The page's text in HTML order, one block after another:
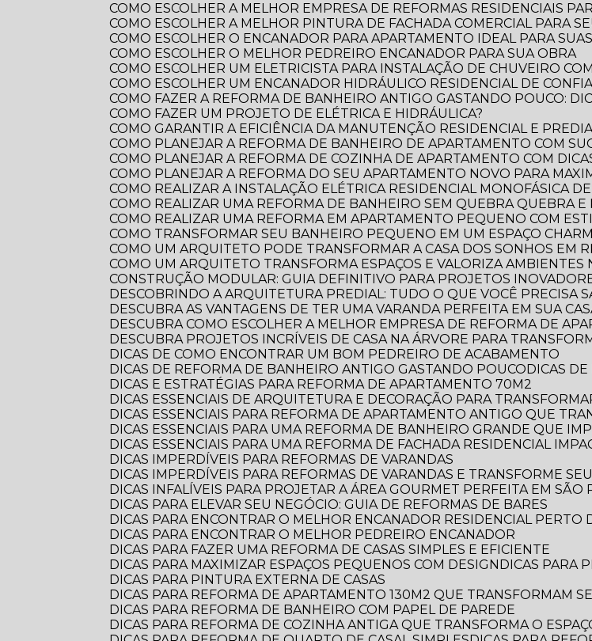
COMO ESCOLHER A MELHOR EMPRESA DE REFORMAS RESIDENCIAIS
COMO ESCOLHER A MELHOR PINTURA DE FACHADA COMERCIAL PARA
COMO ESCOLHER O ENCANADOR PARA APARTAMENTO IDEAL PARA
COMO ESCOLHER O MELHOR PEDREIRO ENCANADOR PARA SUA OBRA
COMO ESCOLHER UM ELETRICISTA PARA INSTALAÇÃO DE CHUVEIRO
COMO ESCOLHER UM ENCANADOR HIDRÁULICO RESIDENCIAL DE
COMO FAZER A REFORMA DE BANHEIRO ANTIGO GASTANDO POUCO:
COMO FAZER UM PROJETO DE ELÉTRICA E HIDRÁULICA?
COMO GARANTIR A EFICIÊNCIA DA MANUTENÇÃO RESIDENCIAL E
COMO PLANEJAR A REFORMA DE BANHEIRO DE APARTAMENTO COM
COMO PLANEJAR A REFORMA DE COZINHA DE APARTAMENTO COM
COMO PLANEJAR A REFORMA DO SEU APARTAMENTO NOVO PARA
COMO REALIZAR A INSTALAÇÃO ELÉTRICA RESIDENCIAL MONOFÁSICA
COMO REALIZAR UMA REFORMA DE BANHEIRO SEM QUEBRA QUEBRA
COMO REALIZAR UMA REFORMA EM APARTAMENTO PEQUENO COM
COMO TRANSFORMAR SEU BANHEIRO PEQUENO EM UM ESPAÇO
COMO UM ARQUITETO PODE TRANSFORMAR A CASA DOS SONHOS EM
COMO UM ARQUITETO TRANSFORMA ESPAÇOS E VALORIZA AMBIENTES
CONSTRUÇÃO MODULAR: GUIA DEFINITIVO PARA PROJETOS
DESCOBRINDO A ARQUITETURA PREDIAL: TUDO O QUE VOCÊ PRECISA
DESCUBRA AS VANTAGENS DE TER UMA VARANDA PERFEITA EM SUA
DESCUBRA COMO ESCOLHER A MELHOR EMPRESA DE REFORMA DE
DESCUBRA PROJETOS INCRÍVEIS DE CASA NA ÁRVORE PARA
DICAS DE COMO ENCONTRAR UM BOM PEDREIRO DE ACABAMENTO
DICAS DE REFORMA DE BANHEIRO ANTIGO GASTANDO POUCO
DICAS
DICAS E ESTRATÉGIAS PARA REFORMA DE APARTAMENTO 70M2
DICAS ESSENCIAIS DE ARQUITETURA E DECORAÇÃO PARA
DICAS ESSENCIAIS PARA REFORMA DE APARTAMENTO ANTIGO QUE
DICAS ESSENCIAIS PARA UMA REFORMA DE BANHEIRO GRANDE QUE
DICAS ESSENCIAIS PARA UMA REFORMA DE FACHADA RESIDENCIAL
DICAS IMPERDÍVEIS PARA REFORMAS DE VARANDAS
DICAS IMPERDÍVEIS PARA REFORMAS DE VARANDAS E TRANSFORME
DICAS INFALÍVEIS PARA PROJETAR A ÁREA GOURMET PERFEITA EM SÃO
DICAS PARA ELEVAR SEU NEGÓCIO: GUIA DE REFORMAS DE BARES
DICAS PARA ENCONTRAR O MELHOR ENCANADOR RESIDENCIAL PERTO
DICAS PARA ENCONTRAR O MELHOR PEDREIRO ENCANADOR
DICAS PARA FAZER UMA REFORMA DE CASAS SIMPLES E EFICIENTE
DICAS PARA MAXIMIZAR ESPAÇOS PEQUENOS COM DESIGN
DICAS
DICAS PARA PINTURA EXTERNA DE CASAS
DICAS PARA REFORMA DE APARTAMENTO 130M2 QUE TRANSFORMAM
DICAS PARA REFORMA DE BANHEIRO COM PAPEL DE PAREDE
DICAS PARA REFORMA DE COZINHA ANTIGA QUE TRANSFORMA O